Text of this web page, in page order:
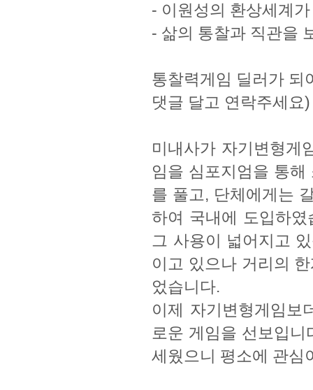
- 이원성의 환상세계
- 삶의 통찰과 직관을
통찰력게임 딜러가 되
댓글 달고 연락주세요)
미내사가 자기변형게
임을 심포지엄을 통
를 풀고, 단체에게는
하여 국내에 도입하
그 사용이 넓어지고
이고 있으나 거리의
었습니다.
이제 자기변형게임보
로운 게임을 선보입
세웠으니 평소에 관심